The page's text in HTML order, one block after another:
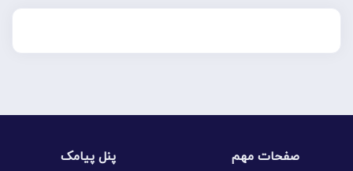
صفحات مهم پنل پیامک